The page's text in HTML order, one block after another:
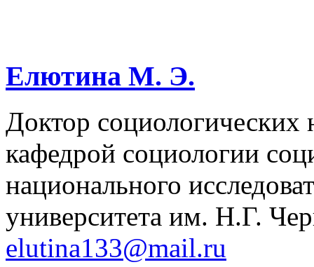
Елютина М. Э.
Доктор
кафедрой социологии
национального
университета им. Н.Г.
elutina133@mail.ru